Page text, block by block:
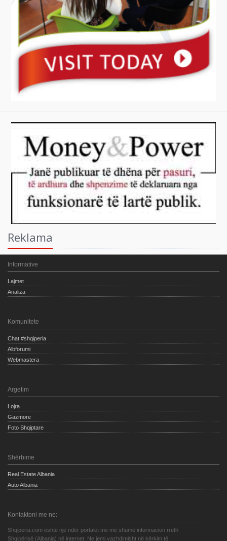
Reklama
Informative
Lajmet
Analiza
Komunitete
Chat #shqiperia
Albforumi
Webmastera
Argetim
Lojra
Gazmore
Foto Shqiptare
Shërbime
Real Estate Albania
Auto Albania
Kontaktoni me ne:
Shqiperia.com është një ndër portalet me më shumë informacion rreth
Shqipërisë (Albania) në internet. Ne jemi vazhdimisht në kërkim të